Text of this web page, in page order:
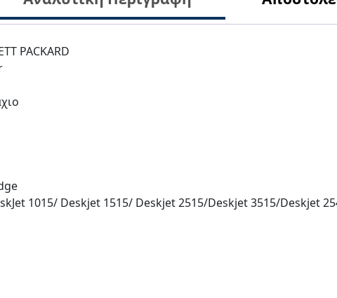
PACKARD
1015/ Deskjet 1515/ Deskjet 2515/Deskjet 3515/Deskjet